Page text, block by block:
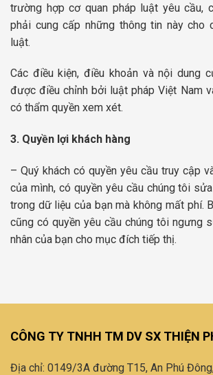
trường hợp cơ quan pháp luật yêu cầu,
phải cung cấp những thông tin này cho
luật.
Các điều kiện, điều khoản và nội dung
được điều chỉnh bởi luật pháp Việt Nam
có thẩm quyền xem xét.
3. Quyền lợi khách hàng
– Quý khách có quyền yêu cầu truy cập
của mình, có quyền yêu cầu chúng tôi
trong dữ liệu của bạn mà không mất phí.
cũng có quyền yêu cầu chúng tôi ngưng
nhân của bạn cho mục đích tiếp thị.
CÔNG TY TNHH TM DV SX THIỆN
Địa chỉ: 0149/3A đường T15, An Phú